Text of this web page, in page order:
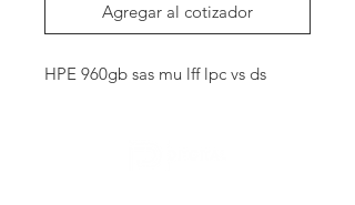
Agregar al cotizador
HPE 960gb sas mu lff lpc vs ds